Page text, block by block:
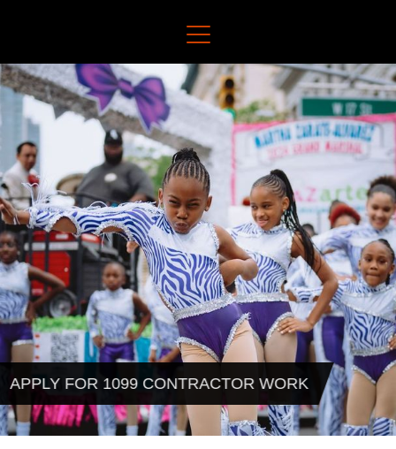
APPLY FOR 1099 CONTRACTOR WORK